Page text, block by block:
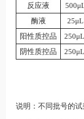
反应液
酶液
阳性质控品
阴性质控品
说明：不同批号的